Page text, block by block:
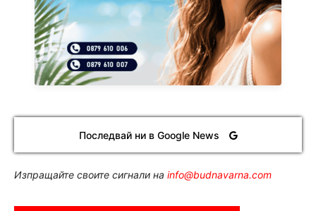
Последвай ни в Google News
Изпращайте своите сигнали на info@budnavarna.com